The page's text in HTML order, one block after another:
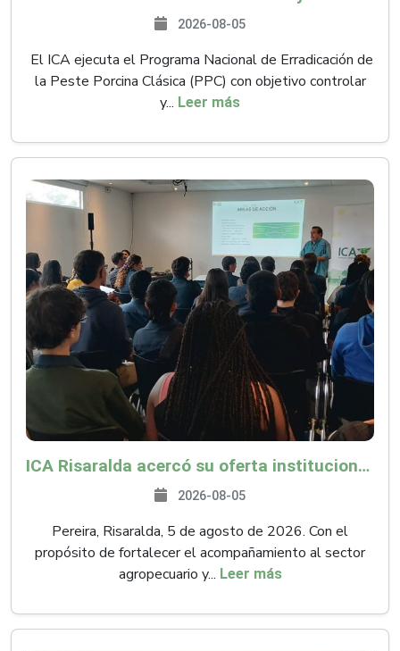
2026-08-05
El ICA ejecuta el Programa Nacional de Erradicación de
la Peste Porcina Clásica (PPC) con objetivo controlar
y... Leer más
ICA Risaralda acercó su oferta institucional a productores y emprendedores en Expocamello
2026-08-05
Pereira, Risaralda, 5 de agosto de 2026. Con el
propósito de fortalecer el acompañamiento al sector
agropecuario y... Leer más